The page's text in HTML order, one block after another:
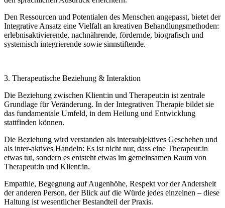
Den Ressourcen und Potentialen des Menschen angepasst, bietet der
Integrative Ansatz eine Vielfalt an kreativen Behandlungsmethoden:
erlebnisaktivierende, nachnährende, fördernde, biografisch und
systemisch integrierende sowie sinnstiftende.
3. Therapeutische Beziehung & Interaktion
Die Beziehung zwischen Klient:in und Therapeut:in ist zentrale
Grundlage für Veränderung. In der Integrativen Therapie bildet sie
das fundamentale Umfeld, in dem Heilung und Entwicklung
stattfinden können.
Die Beziehung wird verstanden als intersubjektives Geschehen und
als inter-aktives Handeln: Es ist nicht nur, dass eine Therapeut:in
etwas tut, sondern es entsteht etwas im gemeinsamen Raum von
Therapeut:in und Klient:in.
Empathie, Begegnung auf Augenhöhe, Respekt vor der Andersheit
der anderen Person, der Blick auf die Würde jedes einzelnen – diese
Haltung ist wesentlicher Bestandteil der Praxis.